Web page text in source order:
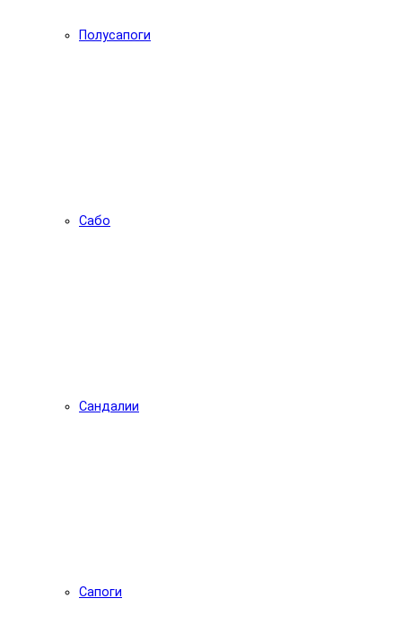
Полусапоги
Сабо
Сандалии
Сапоги